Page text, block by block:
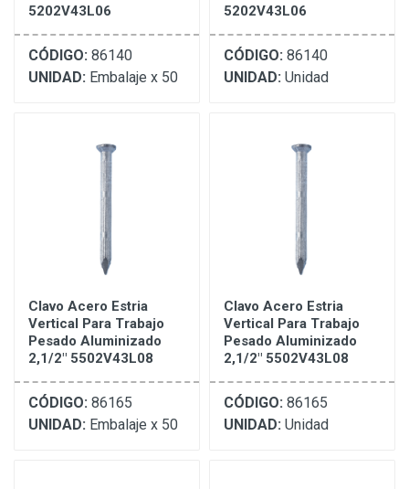
5202V43L06
CÓDIGO: 86140
UNIDAD: Embalaje x 50
5202V43L06
CÓDIGO: 86140
UNIDAD: Unidad
Clavo Acero Estria
Vertical Para Trabajo
Pesado Aluminizado
2,1/2" 5502V43L08
CÓDIGO: 86165
UNIDAD: Embalaje x 50
Clavo Acero Estria
Vertical Para Trabajo
Pesado Aluminizado
2,1/2" 5502V43L08
CÓDIGO: 86165
UNIDAD: Unidad